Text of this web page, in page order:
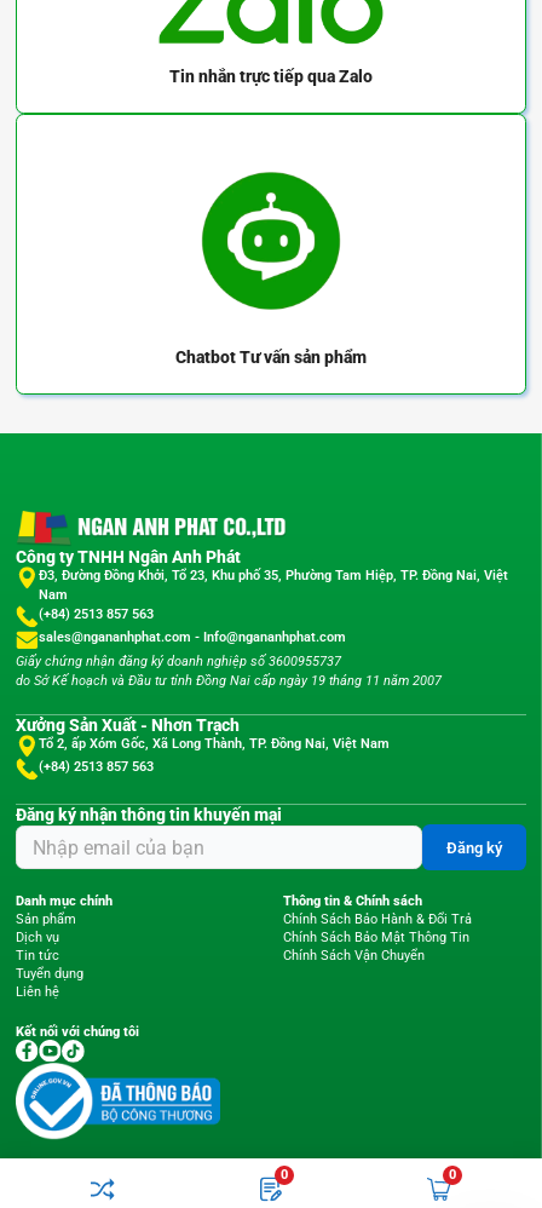
0 0
Tin nhắn trực tiếpqua Zalo
ChatbotTư vấn sản phẩm
Công ty TNHH Ngân Anh Phát
Đ3, Đường Đồng Khởi, Tổ 23, Khu phố 35, Phường Tam Hiệp, TP. Đồng Nai, Việt
Nam
(+84) 2513 857 563
sales@ngananhphat.com - Info@ngananhphat.com
Giấy chứng nhận đăng ký doanh nghiệp số 3600955737
do Sở Kế hoạch và Đầu tư tỉnh Đồng Nai cấp ngày 19 tháng 11 năm 2007
Xưởng Sản Xuất - Nhơn Trạch
Tổ 2, ấp Xóm Gốc, Xã Long Thành, TP. Đồng Nai, Việt Nam
(+84) 2513 857 563
Đăng ký nhận thông tin khuyến mại
Đăng ký
Danh mục chính
Sản phẩm
Dịch vụ
Tin tức
Tuyển dụng
Liên hệ
Thông tin & Chính sách
Chính Sách Bảo Hành & Đổi Trả
Chính Sách Bảo Mật Thông Tin
Chính Sách Vận Chuyển
Kết nối với chúng tôi